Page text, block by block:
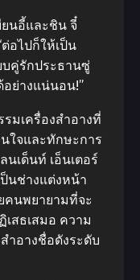
ยนอี้และชิน จี๋
อไปก็ให้เป็น
คู่รักประธานซู่
ย่างแน่นอน!”
มเครื่องสำอางที่
ใจและทักษะการ
นเด็นท์ เอ็นเตอร์
ป็นช่างแต่งหน้า
คนพยายามที่จะ
เสธเสมอ ความ
ำอางชื่อดังระดับ